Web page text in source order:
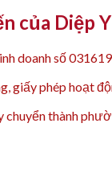
của Diệp
doanh số
giấy phép hoạt
thành